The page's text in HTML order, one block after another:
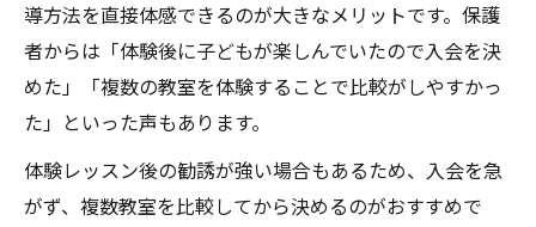
導方法を直接体感できるのが大きなメリットです。保護
者からは「体験後に子どもが楽しんでいたので入会を決
めた」「複数の教室を体験することで比較がしやすかっ
た」といった声もあります。
体験レッスン後の勧誘が強い場合もあるため、入会を急
がず、複数教室を比較してから決めるのがおすすめで